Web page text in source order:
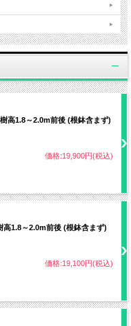
3の割合
根付いたら基本的に
すなど
高1.8～2.0m前後 (根鉢含まず)
価格:19,900円(税込)
高1.8～2.0m前後 (根鉢含まず)
価格:19,100円(税込)